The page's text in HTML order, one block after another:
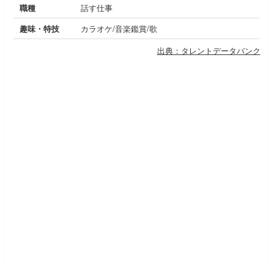
職種
話す仕事
趣味・特技
カラオケ/音楽鑑賞/歌
出典：タレントデータバンク